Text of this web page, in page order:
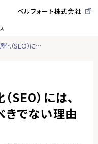
ベルフォート株式会社
検索エンジンの最適化（SEO）には、SEO対策だけに頼るべきでない理由とは
SEO）には、
きでない理由